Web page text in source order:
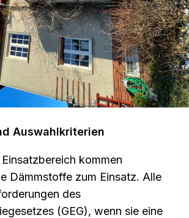
Auswahlkriterien
kommen
Dämmstoffe zum Einsatz. Alle
des
(GEG), wenn sie eine